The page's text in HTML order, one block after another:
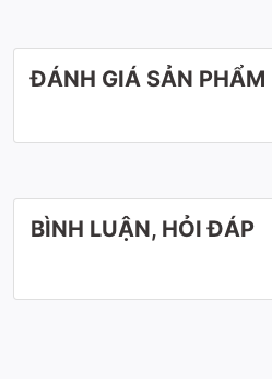
ĐÁNH GIÁ SẢN PHẨM
BÌNH LUẬN, HỎI ĐÁP